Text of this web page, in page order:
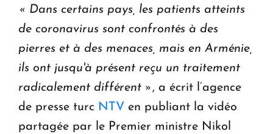
« Dans certains pays, les patients atteints
de coronavirus sont confrontés à des
pierres et à des menaces, mais en Arménie,
ils ont jusqu'à présent reçu un traitement
radicalement différent », a écrit l’agence
de presse turc NTV en publiant la vidéo
partagée par le Premier ministre Nikol